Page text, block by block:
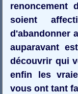
renoncement
soient
d'abandonner
auparavant
découvrir qui
enfin les
vous ont tant